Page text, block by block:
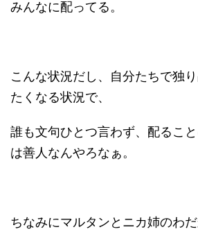
みんなに配ってる。
こんな状況だし、自分たちで独
たくなる状況で、
誰も文句ひとつ言わず、配るこ
は善人なんやろなぁ。
ちなみにマルタンとニカ姉のわ